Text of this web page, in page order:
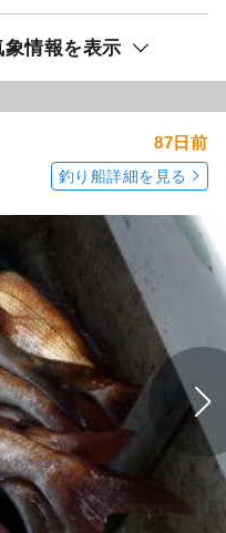
情報を表示
87日前
釣り船詳細を見る